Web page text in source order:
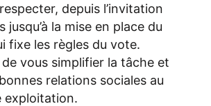
depuis l’invitation
jusqu’à la mise en place du
fixe les règles du vote.
de vous simplifier la tâche et
relations sociales au
exploitation.